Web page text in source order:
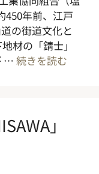
450年前、江戸
の街道文化と
材の「錆士」
… 続きを読む
」